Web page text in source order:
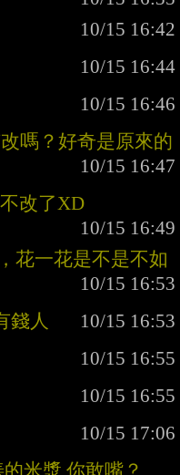
嗎？好奇是原來的
改了XD
花一花是不是不如
錢人
米漿 你敢嘴？